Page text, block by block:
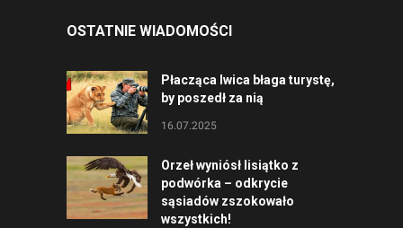
OSTATNIE WIADOMOŚCI
Płacząca lwica błaga turystę,
by poszedł za nią
16.07.2025
Orzeł wyniósł lisiątko z
podwórka – odkrycie
sąsiadów zszokowało
wszystkich!